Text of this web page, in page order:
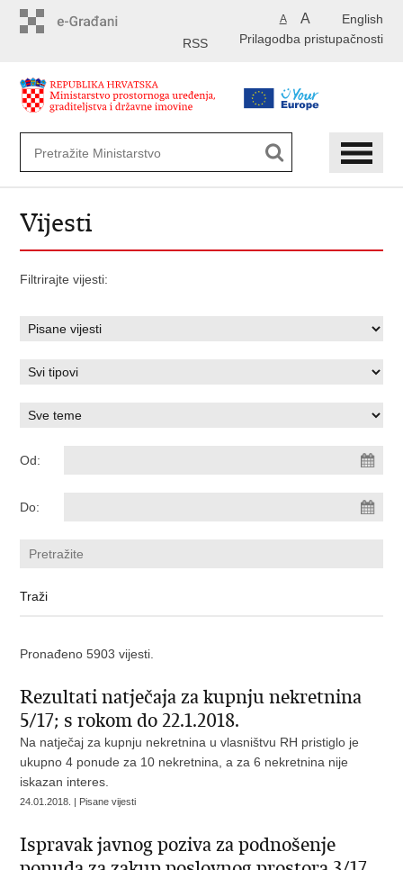
English
A A
Prilagodba pristupačnosti
RSS
Vijesti
Filtrirajte vijesti:
Od:
Do:
Pronađeno 5903 vijesti.
Rezultati natječaja za kupnju nekretnina
5/17; s rokom do 22.1.2018.
Na natječaj za kupnju nekretnina u vlasništvu RH pristiglo je
ukupno 4 ponude za 10 nekretnina, a za 6 nekretnina nije
iskazan interes.
24.01.2018. | Pisane vijesti
Ispravak javnog poziva za podnošenje